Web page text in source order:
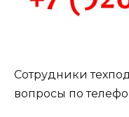
Сотрудники
вопросы по